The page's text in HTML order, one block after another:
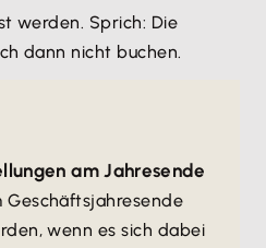
werden. Sprich: Die
dann nicht buchen.
am Jahresende
Geschäftsjahresende
wenn es sich dabei